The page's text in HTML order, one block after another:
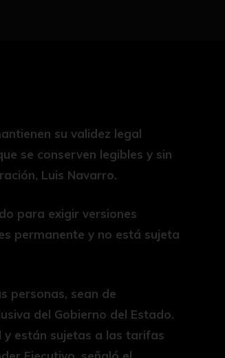
su validez legal
se conserven legibles y sin
Luis Navarro.
para exigir versiones
permanente y no está sujeta
personas, sean de
del Gobierno del Estado.
y están sujetas a las tarifas